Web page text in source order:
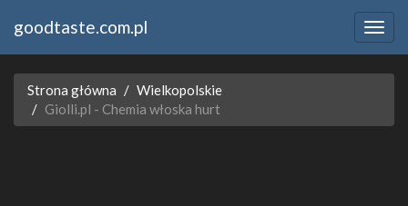
goodtaste.com.pl
Strona główna
Wielkopolskie
Giolli.pl - Chemia włoska hurt